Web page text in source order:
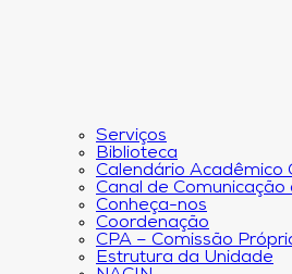
Serviços
Biblioteca
Calendário Acadêmico
Canal de Comunicação
Conheça-nos
Coordenação
CPA – Comissão
Estrutura da Unidade